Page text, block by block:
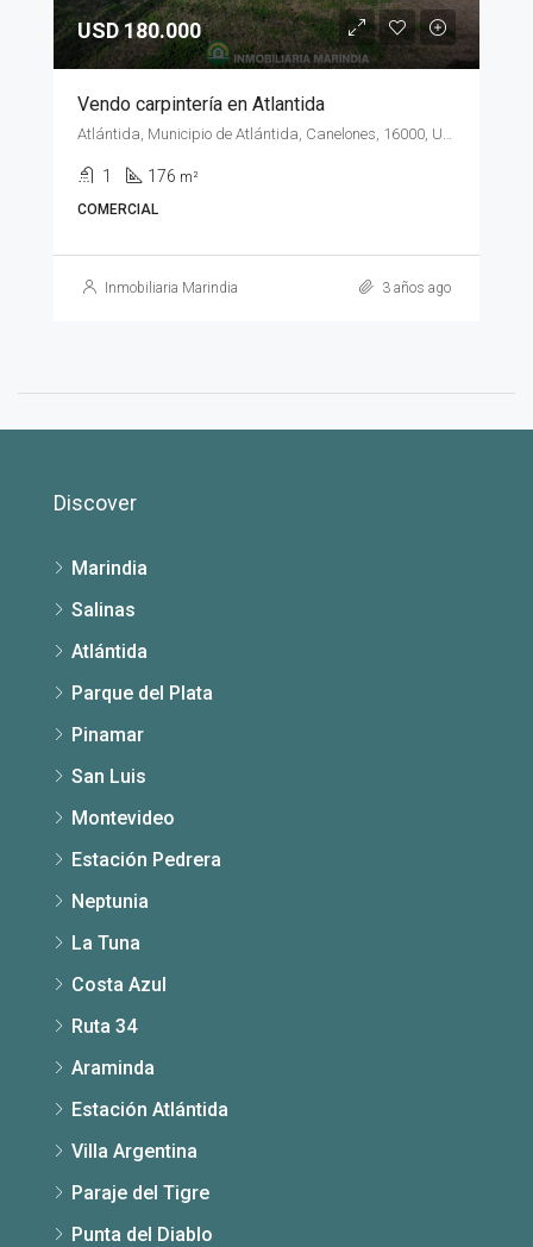
USD 180.000
Vendo carpintería en Atlantida
1 176 m²
COMERCIAL
Inmobiliaria Marindia 3 años ago
Discover
Marindia
Salinas
Atlántida
Parque del Plata
Pinamar
San Luis
Montevideo
Estación Pedrera
Neptunia
La Tuna
Costa Azul
Ruta 34
Araminda
Estación Atlántida
Villa Argentina
Paraje del Tigre
Punta del Diablo